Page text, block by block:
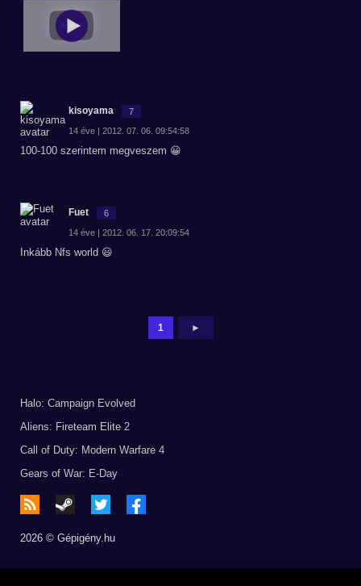
kisoyama 7
14 éve | 2012. 07. 06. 09:54:58
100-100 szerintem megveszem 😀
Fuet 6
14 éve | 2012. 06. 17. 20:09:54
Inkább Nfs world 😃
1 ►
Halo: Campaign Evolved
Aliens: Fireteam Elite 2
Call of Duty: Modern Warfare 4
Gears of War: E-Day
2026 © Gépigény.hu